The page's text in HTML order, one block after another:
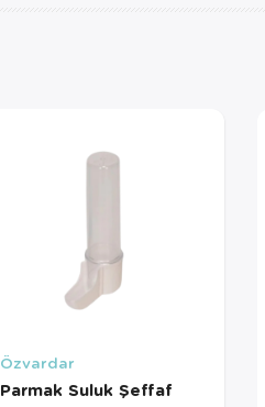
Özvardar
Parmak Suluk Şeffaf